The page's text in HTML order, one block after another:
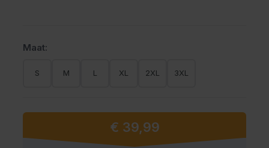
Maat:
S M L XL 2XL 3XL
Vanaf:
€ 39,99